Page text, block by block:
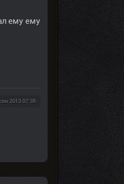
ему ему
2013 07:38